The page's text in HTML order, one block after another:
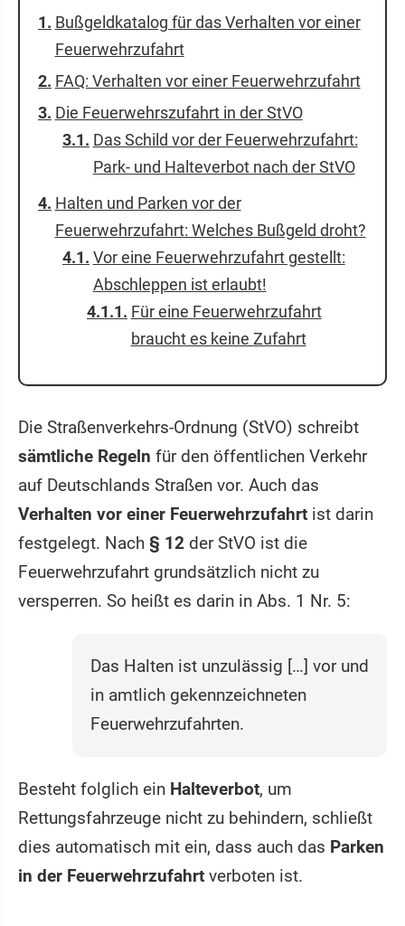
Bußgeldkatalog für das Verhalten vor einer
Feuerwehrzufahrt
FAQ: Verhalten vor einer Feuerwehrzufahrt
Die Feuerwehrszufahrt in der StVO
Das Schild vor der Feuerwehrzufahrt:
Park- und Halteverbot nach der StVO
Halten und Parken vor der
Feuerwehrzufahrt: Welches Bußgeld droht?
Vor eine Feuerwehrzufahrt gestellt:
Abschleppen ist erlaubt!
Für eine Feuerwehrzufahrt
braucht es keine Zufahrt
Die Straßenverkehrs-Ordnung (StVO) schreibt
sämtliche Regeln für den öffentlichen Verkehr
auf Deutschlands Straßen vor. Auch das
Verhalten vor einer Feuerwehrzufahrt ist darin
festgelegt. Nach § 12 der StVO ist die
Feuerwehrzufahrt grundsätzlich nicht zu
versperren. So heißt es darin in Abs. 1 Nr. 5:
Das Halten ist unzulässig […] vor und
in amtlich gekennzeichneten
Feuerwehrzufahrten.
Besteht folglich ein Halteverbot, um
Rettungsfahrzeuge nicht zu behindern, schließt
dies automatisch mit ein, dass auch das Parken
in der Feuerwehrzufahrt verboten ist.